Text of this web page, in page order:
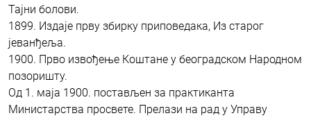
Тајни болови.
1899. Издаје прву збирку приповедака, Из старог
јеванђеља.
1900. Прво извођење Коштане у београдском Народном
позоришту.
Од 1. маја 1900. постављен за практиканта
Министарства просвете. Прелази на рад у Управу